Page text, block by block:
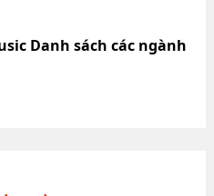
Danh sách các ngành